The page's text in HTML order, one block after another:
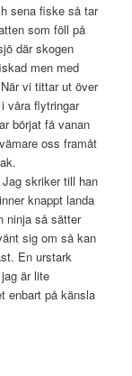
sena fiske så tar
som föll på
där skogen
men med
vi tittar ut över
våra flytringar
börjat få vanan
oss framåt
skriker till han
knappt landa
ninja så sätter
sig om så kan
En urstark
är lite
enbart på känsla